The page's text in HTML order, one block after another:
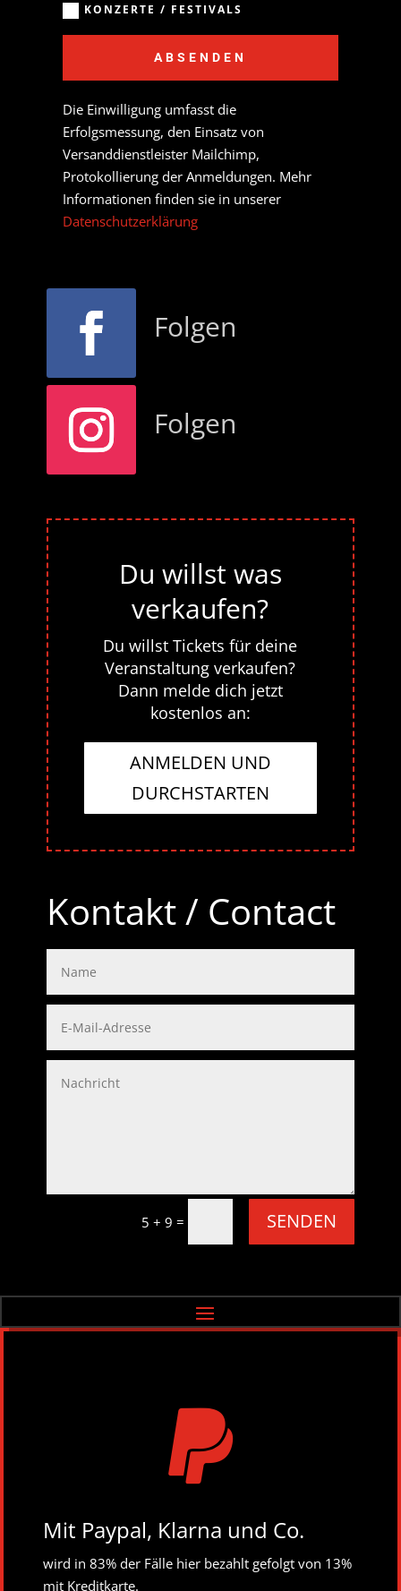
KONZERTE / FESTIVALS
ABSENDEN
Die Einwilligung umfasst die
Erfolgsmessung, den Einsatz von
Versanddienstleister Mailchimp,
Protokollierung der Anmeldungen. Mehr
Informationen finden sie in unserer
Datenschutzerklärung
Folgen
Folgen
Du willst was
verkaufen?
Du willst Tickets für deine
Veranstaltung verkaufen?
Dann melde dich jetzt
kostenlos an:
ANMELDEN UND
DURCHSTARTEN
Kontakt / Contact
5 + 9 = SENDEN

Mit Paypal, Klarna und Co.
wird in 83% der Fälle hier bezahlt gefolgt von 13%
mit Kreditkarte.